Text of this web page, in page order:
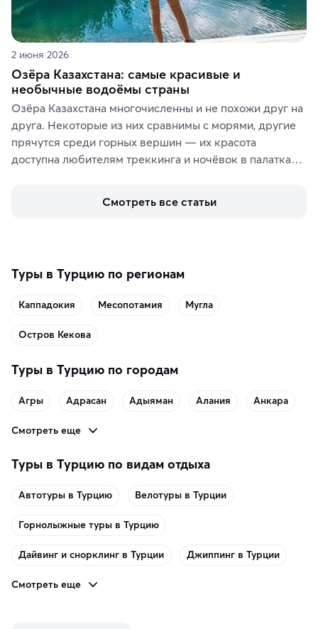
2 июня 2026
Озёра Казахстана: самые красивые и
необычные водоёмы страны
Озёра Казахстана многочисленны и не похожи друг на
друга. Некоторые из них сравнимы с морями, другие
прячутся среди горных вершин — их красота
доступна любителям треккинга и ночёвок в палатках.
Смотреть все статьи
Туры в Турцию по регионам
Каппадокия Месопотамия Мугла
Остров Кекова
Туры в Турцию по городам
Агры Адрасан Адыяман Алания Анкара
Смотреть еще
Туры в Турцию по видам отдыха
Автотуры в Турцию Велотуры в Турции
Горнолыжные туры в Турцию
Дайвинг и снорклинг в Турции Джиппинг в Турции
Смотреть еще